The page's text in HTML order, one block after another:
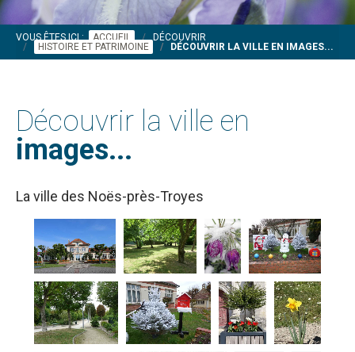
VOUS ÊTES ICI : ACCUEIL
DÉCOUVRIR
HISTOIRE ET PATRIMOINE
DÉCOUVRIR LA VILLE EN IMAGES...
Découvrir la ville en
images...
La ville des Noës-près-Troyes